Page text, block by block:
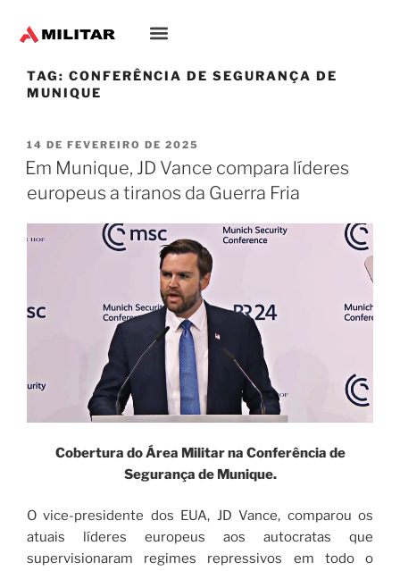
TAG: CONFERÊNCIA DE SEGURANÇA DE
MUNIQUE
14 DE FEVEREIRO DE 2025
Em Munique, JD Vance compara líderes
europeus a tiranos da Guerra Fria
Cobertura do Área Militar na Conferência de
Segurança de Munique.
O vice-presidente dos EUA, JD Vance, comparou os
atuais líderes europeus aos autocratas que
supervisionaram regimes repressivos em todo o